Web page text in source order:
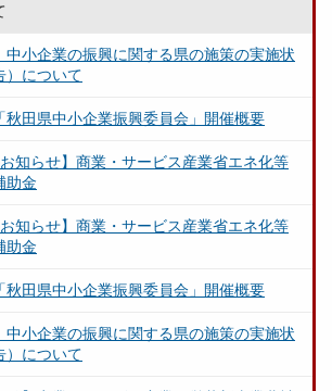
小企業の振興に関する県の施策の実施状
）について
秋田県中小企業振興委員会」開催概要
お知らせ】商業・サービス産業省エネ化等
助金
お知らせ】商業・サービス産業省エネ化等
助金
秋田県中小企業振興委員会」開催概要
小企業の振興に関する県の施策の実施状
）について